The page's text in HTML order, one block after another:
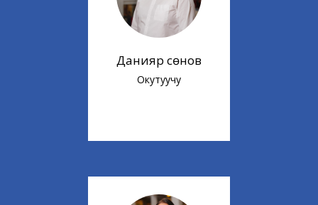
Данияр Үсөнов
Окутуучу